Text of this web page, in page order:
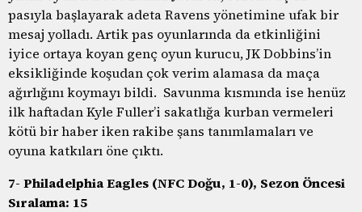
pasıyla başlayarak adeta Ravens yönetimine ufak bir
mesaj yolladı. Artik pas oyunlarında da etkinliğini
iyice ortaya koyan genç oyun kurucu, JK Dobbins’in
eksikliğinde koşudan çok verim alamasa da maça
ağırlığını koymayı bildi. Savunma kısmında ise henüz
ilk haftadan Kyle Fuller’i sakatlığa kurban vermeleri
kötü bir haber iken rakibe şans tanımlamaları ve
oyuna katkıları öne çıktı.
7- Philadelphia Eagles (NFC Doğu, 1-0), Sezon Öncesi
Sıralama: 15